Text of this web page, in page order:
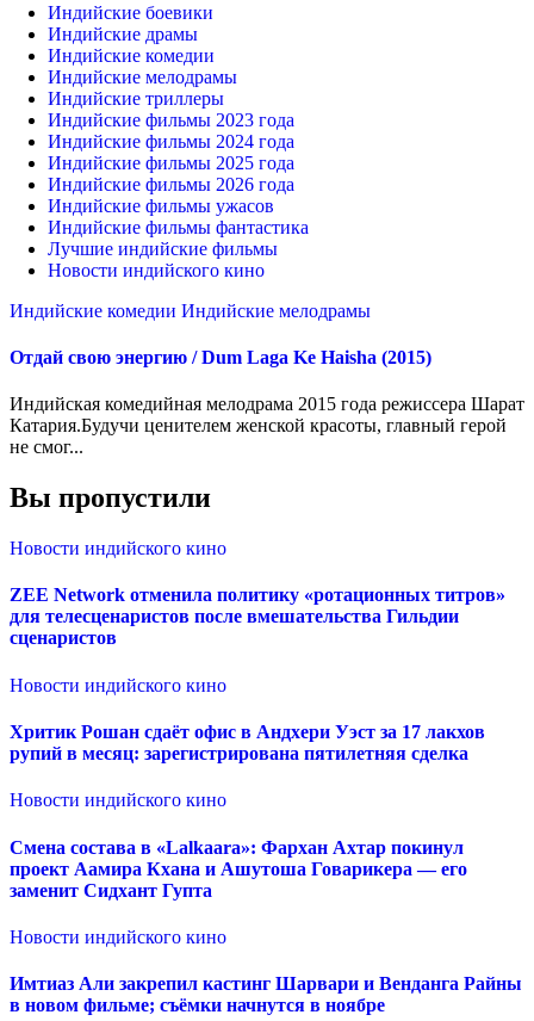
Индийские боевики
Индийские драмы
Индийские комедии
Индийские мелодрамы
Индийские триллеры
Индийские фильмы 2023 года
Индийские фильмы 2024 года
Индийские фильмы 2025 года
Индийские фильмы 2026 года
Индийские фильмы ужасов
Индийские фильмы фантастика
Лучшие индийские фильмы
Новости индийского кино
Индийские комедии Индийские мелодрамы
Отдай свою энергию / Dum Laga Ke Haisha (2015)
Индийская комедийная мелодрама 2015 года режиссера Шарат
Катария.Будучи ценителем женской красоты, главный герой
не смог...
Вы пропустили
Новости индийского кино
ZEE Network отменила политику «ротационных титров»
для телесценаристов после вмешательства Гильдии
сценаристов
Новости индийского кино
Хритик Рошан сдаёт офис в Андхери Уэст за 17 лакхов
рупий в месяц: зарегистрирована пятилетняя сделка
Новости индийского кино
Смена состава в «Lalkaara»: Фархан Ахтар покинул
проект Аамира Кхана и Ашутоша Говарикера — его
заменит Сидхант Гупта
Новости индийского кино
Имтиаз Али закрепил кастинг Шарвари и Венданга Райны
в новом фильме; съёмки начнутся в ноябре